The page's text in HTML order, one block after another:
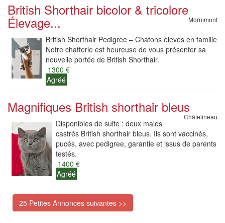
British Shorthair bicolor & tricolore
Élevage... Mornimont
British Shorthair Pedigree – Chatons élevés en famille
Notre chatterie est heureuse de vous présenter sa
nouvelle portée de British Shorthair.
1300 €
Agréé
Magnifiques British shorthair bleus
Châtelineau
Disponibles de suite : deux males
castrés British shorthair bleus. Ils sont vaccinés,
pucés, avec pedigree, garantie et issus de parents
testés.
1400 €
Agréé
25 Petites Annonces suivantes >>